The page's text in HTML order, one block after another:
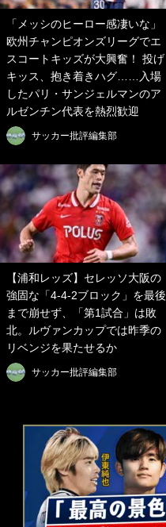
「メッシのヒーロー感凄いな」
欧州チャンピオンズリーグでエ
スコートキッズが大興奮！ 投げ
キッス、抱き着きハグ……入場
したパリ・サンジェルマンのア
ルゼンチン代表を熱烈歓迎
サッカー批評編集部
【浦和レッズ】セレッソ大阪の
強固な「4-4-2ブロック」を最後
まで崩せず、「第1試合」は敗
北。ルヴァンカップでは昨季の
リベンジを果たせるか
サッカー批評編集部